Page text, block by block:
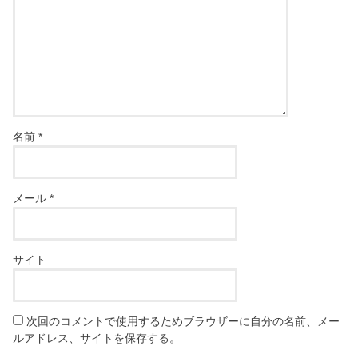
名前*
メール*
サイト
次回のコメントで使用するためブラウザーに自分の名前、メー
ルアドレス、サイトを保存する。